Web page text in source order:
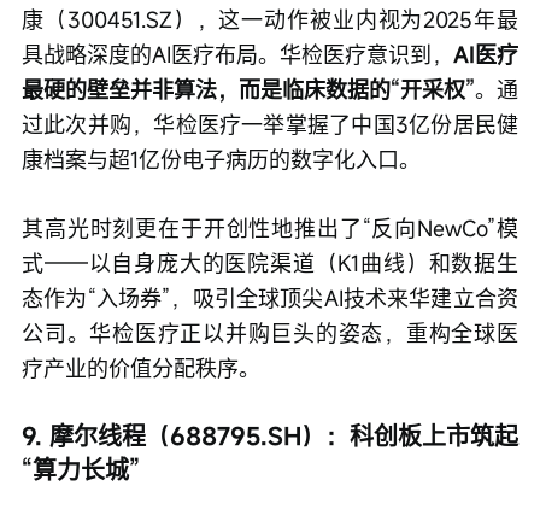
康（300451.SZ），这一动作被业内视为2025年最
具战略深度的AI医疗布局。华检医疗意识到， AI医疗
最硬的壁垒并非算法，而是临床数据的“开采权”。通
过此次并购，华检医疗一举掌握了中国3亿份居民健
康档案与超1亿份电子病历的数字化入口。
其高光时刻更在于开创性地推出了“反向NewCo”模
式——以自身庞大的医院渠道（K1曲线）和数据生
态作为“入场券”，吸引全球顶尖AI技术来华建立合资
公司。华检医疗正以并购巨头的姿态，重构全球医
疗产业的价值分配秩序。
9. 摩尔线程（688795.SH）：科创板上市筑起
“算力长城”